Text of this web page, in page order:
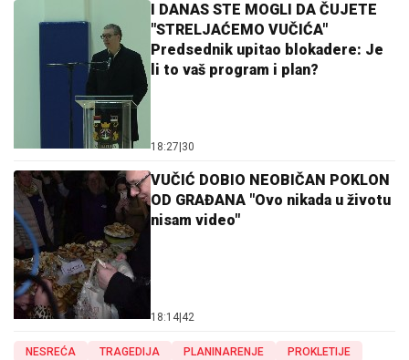
I DANAS STE MOGLI DA ČUJETE
"STRELJAĆEMO VUČIĆA"
Predsednik upitao blokadere: Je
li to vaš program i plan?
18:27 30
VUČIĆ DOBIO NEOBIČAN POKLON
OD GRAĐANA "Ovo nikada u životu
nisam video"
18:14 42
NESREĆA TRAGEDIJA PLANINARENJE PROKLETIJE